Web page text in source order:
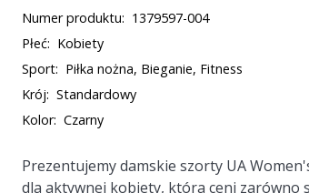
Numer produktu: 1379597-004
Płeć: Kobiety
Sport: Piłka nożna, Bieganie, Fitness
Krój: Standardowy
Kolor: Czarny
Prezentujemy damskie szorty UA
dla aktywnej kobiety, która ceni zarówno